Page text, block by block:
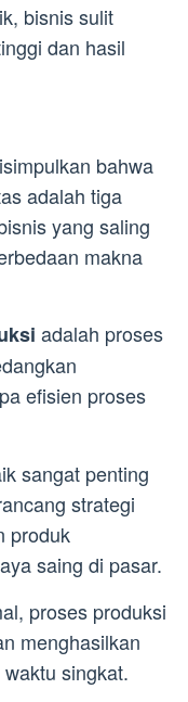
bisnis sulit
dan hasil
bahwa
adalah tiga
yang saling
makna
adalah proses
efisien proses
sangat penting
strategi
produk
saing di pasar.
proses produksi
menghasilkan
singkat.